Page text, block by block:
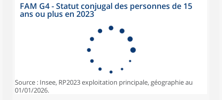
FAM G4 - Statut conjugal des personnes de 15
ans ou plus en 2023
Source : Insee, RP2023 exploitation principale, géographie au
01/01/2026.